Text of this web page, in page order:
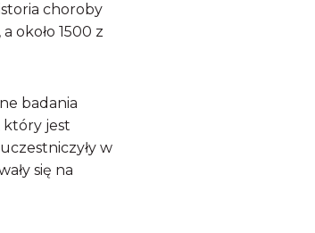
choroby
około 1500 z
badania
który jest
w
się na